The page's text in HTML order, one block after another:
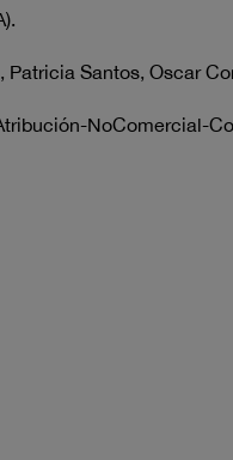
Santos, Oscar
NoComercial-